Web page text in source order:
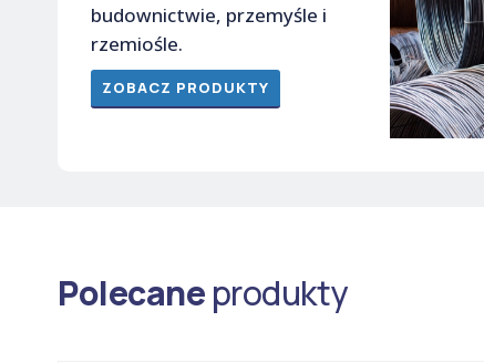
budownictwie, przemyśle i
rzemiośle.
ZOBACZ PRODUKTY
Polecaneprodukty